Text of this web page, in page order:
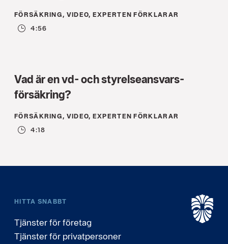
FÖRSÄKRING, VIDEO, EXPERTEN FÖRKLARAR
4:56
Vad är en vd- och styrelseansvars­
försäkring?
FÖRSÄKRING, VIDEO, EXPERTEN FÖRKLARAR
4:18
HITTA SNABBT
Tjänster för företag
Tjänster för privatpersoner